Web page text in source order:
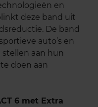
en
deze band uit
De band
auto’s en
aan hun
doen aan
6 met Extra